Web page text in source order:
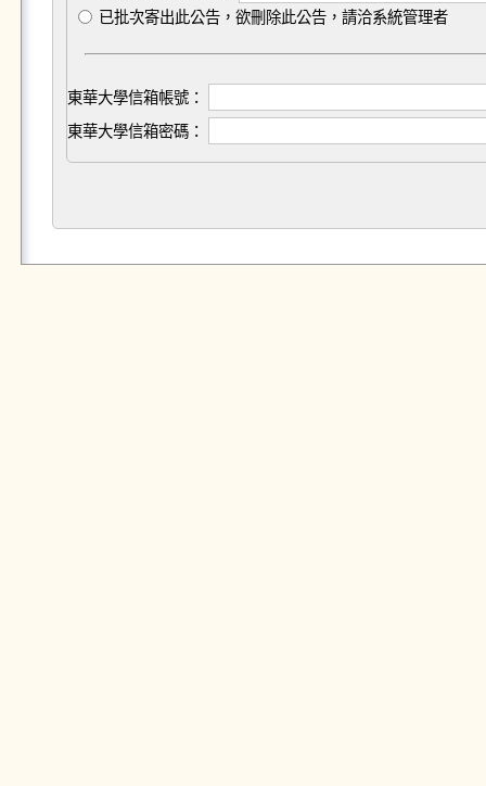
已批次寄出此公告，欲刪除此公告，請洽系統管理者
東華大學信箱帳號：
東華大學信箱密碼：